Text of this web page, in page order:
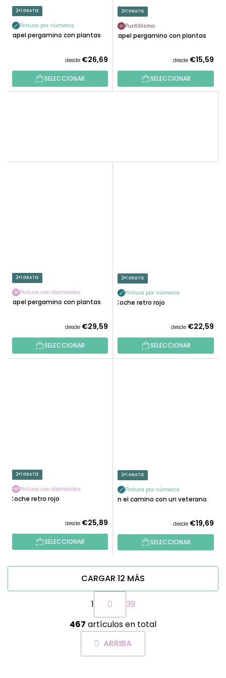
2+1 GRATIS
Pintura por números
Papel pergamino con plantas
desde €26,69
SELECCIONAR
2+1 GRATIS
Puntillismo
Papel pergamino con plantas
desde €15,59
SELECCIONAR
2+1 GRATIS
Pintura con diamantes
Papel pergamino con plantas
desde €29,59
SELECCIONAR
2+1 GRATIS
Pintura por números
Coche retro rojo
desde €22,59
SELECCIONAR
2+1 GRATIS
Pintura con diamantes
Coche retro rojo
desde €25,89
SELECCIONAR
2+1 GRATIS
Pintura por números
En el camino con un veterano
desde €19,69
SELECCIONAR
C
o
n
t
r
CARGAR 12 MÁS
P
g
i
n
a
c
1
39
467 artículos en total
ARRIBA